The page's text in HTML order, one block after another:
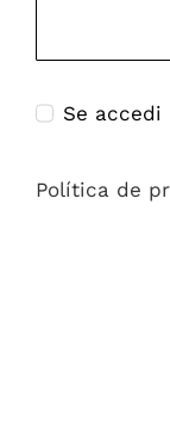
Se
Política de